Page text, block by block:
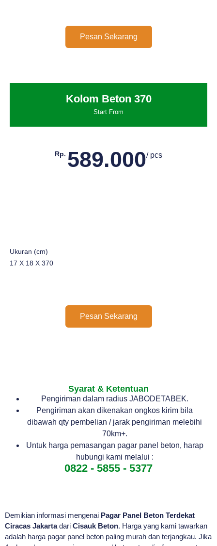
Pesan Sekarang
Kolom Beton 370
Start From
Rp. 589.000/ pcs
Ukuran (cm)
17 X 18 X 370
Pesan Sekarang
Syarat & Ketentuan
Pengiriman dalam radius JABODETABEK.
Pengiriman akan dikenakan ongkos kirim bila
dibawah qty pembelian / jarak pengiriman melebihi
70km+.
Untuk harga pemasangan pagar panel beton, harap
hubungi kami melalui :
0822 - 5855 - 5377
Demikian informasi mengenai Pagar Panel Beton Terdekat
Ciracas Jakartadari Cisauk Beton. Harga yang kami tawarkan
adalah harga pagar panel beton paling murah dan terjangkau. Jika